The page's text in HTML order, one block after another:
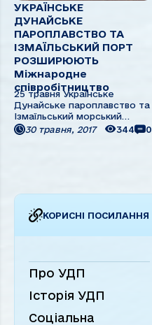
УКРАЇНСЬКЕ
ДУНАЙСЬКЕ
ПАРОПЛАВСТВО ТА
ІЗМАЇЛЬСЬКИЙ ПОРТ
РОЗШИРЮЮТЬ
Міжнародне
співробітництво
25 травня Українське
Дунайське пароплавство та
Ізмаїльський морський
торговельний порт
відвідали представники
30 травня, 2017 344 0
КОРИСНІ ПОСИЛАННЯ
Про УДП
Історія УДП
Соціальна